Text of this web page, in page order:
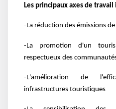
Les principaux axes de travail
-La réduction des émissions
-La promotion d'un
respectueux des
-L'amélioration de
infrastructures touristiques